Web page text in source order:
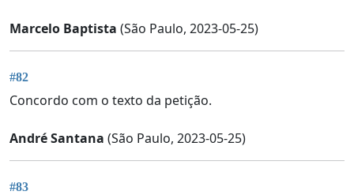
Marcelo Baptista (São Paulo, 2023-05-25)
#82
Concordo com o texto da petição.
André Santana (São Paulo, 2023-05-25)
#83